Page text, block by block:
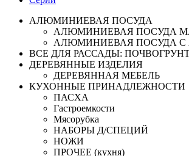
АЛЮМИНИЕВАЯ ПОСУДА
АЛЮМИНИЕВАЯ ПОСУДА
АЛЮМИНИЕВАЯ ПОСУДА
ВСЕ ДЛЯ РАССАДЫ:
ДЕРЕВЯННЫЕ ИЗДЕЛИЯ
ДЕРЕВЯННАЯ МЕБЕЛЬ
КУХОННЫЕ ПРИНАДЛЕЖНОСТИ
ПАСХА
Гастроемкости
Мясорубка
НАБОРЫ Д/СПЕЦИЙ
НОЖИ
ПРОЧЕЕ (кухня)